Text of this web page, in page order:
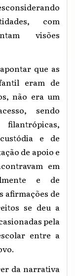
com
visões
que as
eram de
não era um
sendo
e de
de apoio e
em
e de
afirmações de
se deu a
pela
entre a
.
da narrativa